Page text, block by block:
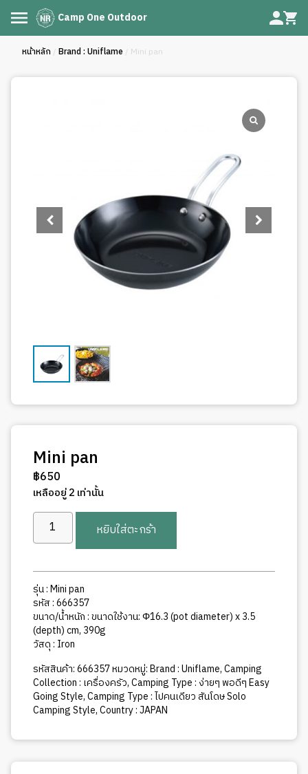
Camp One Outdoor
หน้าหลัก / Brand : Uniflame / Mini pan
Mini pan
฿650
เหลืออยู่ 2 เท่านั้น
จำนวน
Mini
ชิ้น
หยิบใส่ตะกร้า
รุ่น : Mini pan
รหัส : 666357
ขนาด/น้ำหนัก : ขนาดใช้งาน: Φ16.3 (pot diameter) x 3.5
(depth) cm, 390g
วัสดุ : Iron
รหัสสินค้า:666357หมวดหมู่:Brand : Uniflame,Camping
Collection : เครื่องครัว,Camping Type : ง่ายๆ พอดีๆ Easy
Going Style,Camping Type : ไปคนเดียว สันโดษ Solo
Camping Style,Country : JAPAN